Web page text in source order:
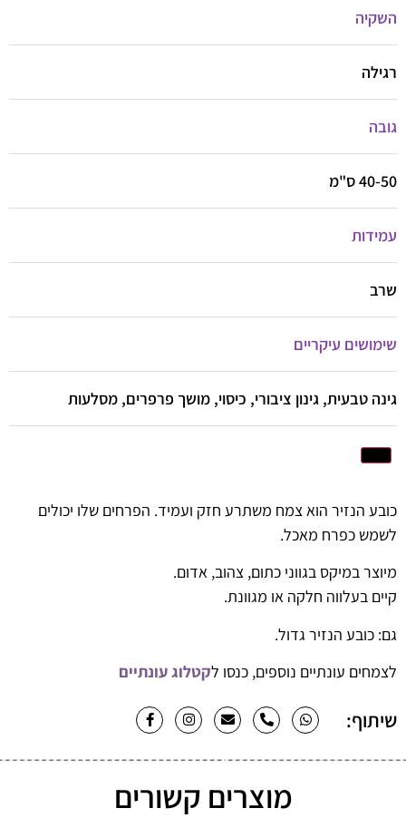
השקיה
רגילה
גובה
40-50 ס"מ
עמידות
שרב
שימושים עיקריים
גינה טבעית, גינון ציבורי, כיסוי, מושך פרפרים, מסלעות
כובע הנזיר הוא צמח משתרע חזק ועמיד. הפרחים שלו יכולים
לשמש כפרח מאכל.
מיוצר במיקס בגווני כתום, צהוב, אדום.
קיים בעלווה חלקה או מגוונת.
גם: כובע הנזיר גדול.
לצמחים עונתיים נוספים, כנסו לקטלוג עונתיים
שיתוף:
מוצרים קשורים